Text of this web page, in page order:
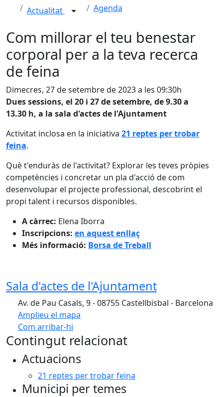
Actualitat Agenda
Com millorar el teu benestar
corporal per a la teva recerca
de feina
Dimecres, 27 de setembre de 2023 a les 09:30h
Dues sessions, el 20 i 27 de setembre, de 9.30 a
13.30 h, a la sala d'actes de l'Ajuntament
Activitat inclosa en la iniciativa 21 reptes per trobar
feina.
Què t'enduràs de l'activitat? Explorar les teves pròpies
competències i concretar un pla d'acció de com
desenvolupar el projecte professional, descobrint el
propi talent i recursos disponibles.
A càrrec: Elena Iborra
Inscripcions: en aquest enllaç
Més informació: Borsa de Treball
Sala d'actes de l'Ajuntament
Av. de Pau Casals, 9 - 08755 Castellbisbal - Barcelona
Amplieu el mapa
Com arribar-hi
+
−
Contingut relacionat
Actuacions
21 reptes per trobar feina
Municipi per temes